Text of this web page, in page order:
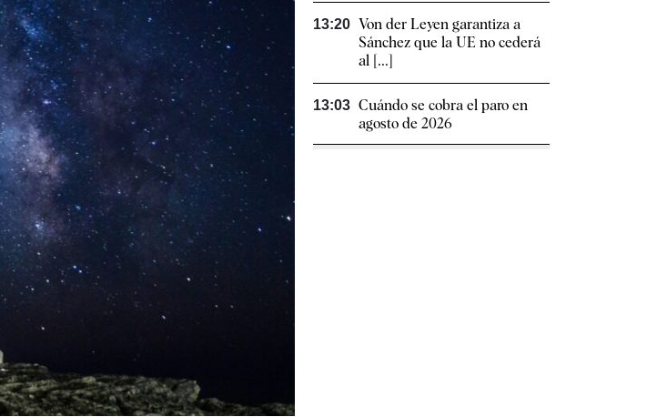
13:20 Von der Leyen garantiza a
Sánchez que la UE no cederá
al [...]
13:03 Cuándo se cobra el paro en
agosto de 2026